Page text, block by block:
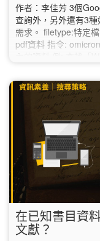
作者：李佳芳 3個
查詢外，另外還有3
需求。 filetype:特定
pdf資料 指令:
含有特定關鍵詞時…
在已知書目資
文獻？